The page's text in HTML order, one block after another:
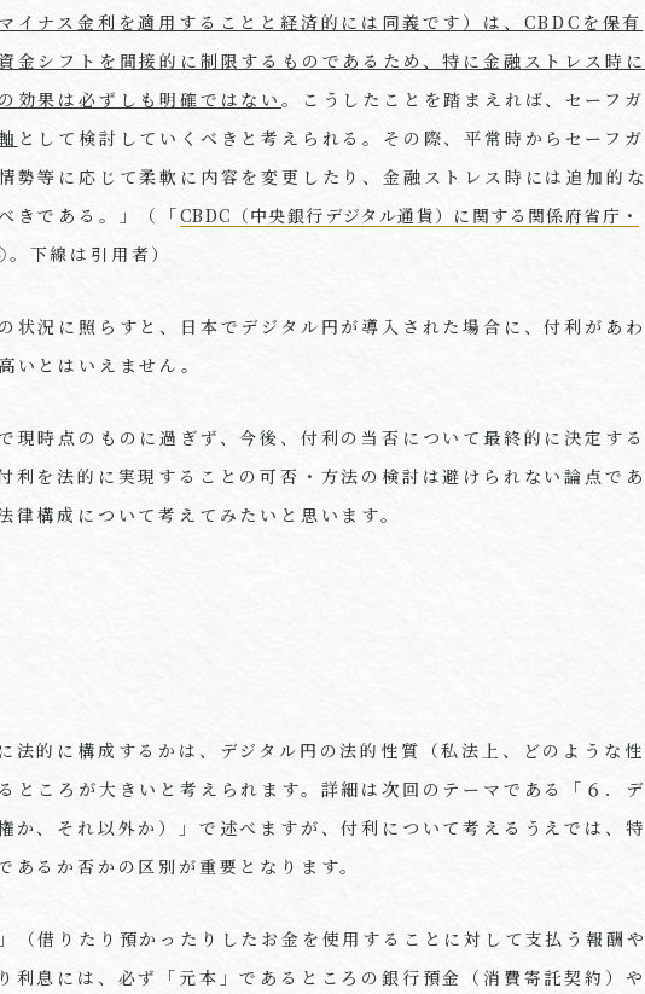
イナス金利を適用することと経済的には同義です）は、 CBDC を保有
金シフトを間接的に制限するものであるため、特に金融ストレス時に
効果は必ずしも明確ではない 。こうしたことを踏まえれば、セーフガ
として検討していくべきと考えられる。その際、平常時からセーフガ
勢等に応じて柔軟に内容を変更したり、金融ストレス時には追加的な
きである。」（「CBDC（中央銀行デジタル通貨）に関する関係府省庁・
。下線は引用者）
状況に照らすと、日本でデジタル円が導入された場合に、付利があわ
いとはいえません。
現時点のものに過ぎず、今後、付利の当否について最終的に決定する
利を法的に実現することの可否・方法の検討は避けられない論点であ
律構成について考えてみたいと思います。
法的に構成するかは、デジタル円の法的性質（私法上、どのような性
ところが大きいと考えられます。詳細は次回のテーマである「６．デ
か、それ以外か）」で述べますが、付利について考えるうえでは、特
るか否かの区別が重要となります。
（借りたり預かったりしたお金を使用することに対して支払う報酬や
利息には、必ず「元本」であるところの銀行預金（消費寄託契約）や